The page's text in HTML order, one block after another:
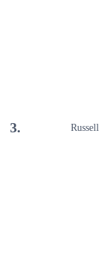
3. Russell